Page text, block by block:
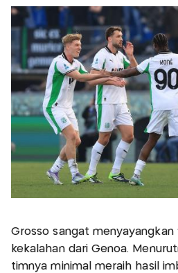
Grosso sangat menyayangkan
kekalahan dari Genoa.
timnya minimal meraih hasil